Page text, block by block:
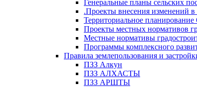
Генеральные планы сельских
.Проекты внесения изменений
Территориальное
Проекты местных нормативов
Местные нормативы
Программы комплексного
Правила землепользования и
ПЗЗ Алкун
ПЗЗ АЛХАСТЫ
ПЗЗ АРШТЫ